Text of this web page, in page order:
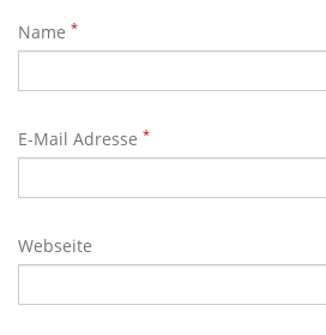
Name *
E-Mail Adresse *
Webseite